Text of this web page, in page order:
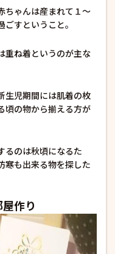
ちゃんは産まれて１〜
すということ。
重ね着というのが主な
生児期間には肌着の枚
頃の物から揃える方が
るのは秋頃になるた
寒も出来る物を探した
作り